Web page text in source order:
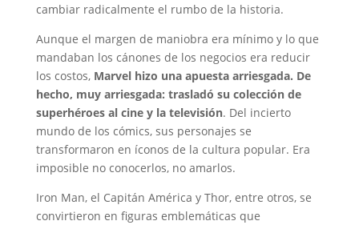
cambiar radicalmente el rumbo de la historia.
Aunque el margen de maniobra era mínimo y lo que
mandaban los cánones de los negocios era reducir
los costos, Marvel hizo una apuesta arriesgada. De
hecho, muy arriesgada: trasladó su colección de
superhéroes al cine y la televisión. Del incierto
mundo de los cómics, sus personajes se
transformaron en íconos de la cultura popular. Era
imposible no conocerlos, no amarlos.
Iron Man, el Capitán América y Thor, entre otros, se
convirtieron en figuras emblemáticas que